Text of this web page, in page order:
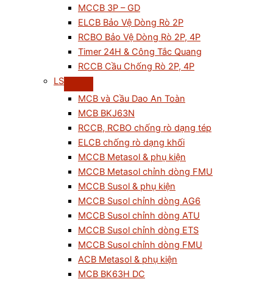
MCCB 3P – GD
ELCB Bảo Vệ Dòng Rò 2P
RCBO Bảo Vệ Dòng Rò 2P, 4P
Timer 24H & Công Tắc Quang
RCCB Cầu Chống Rò 2P, 4P
LS
MCB và Cầu Dao An Toàn
MCB BKJ63N
RCCB, RCBO chống rò dạng tép
ELCB chống rò dạng khối
MCCB Metasol & phụ kiện
MCCB Metasol chỉnh dòng FMU
MCCB Susol & phụ kiện
MCCB Susol chỉnh dòng AG6
MCCB Susol chỉnh dòng ATU
MCCB Susol chỉnh dòng ETS
MCCB Susol chỉnh dòng FMU
ACB Metasol & phụ kiện
MCB BK63H DC